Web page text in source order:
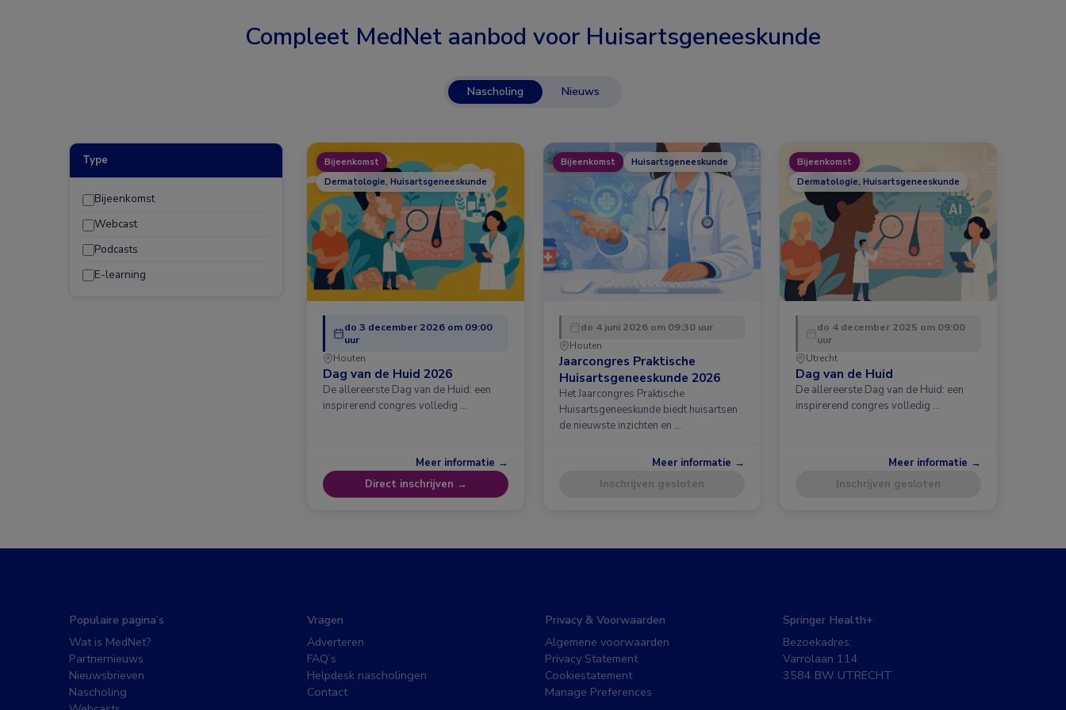
Compleet MedNet aanbod voor Huisartsgeneeskunde
Nascholing Nieuws
Type
Bijeenkomst
Webcast
Podcasts
E-learning
Bijeenkomst
Dermatologie, Huisartsgeneeskunde
do 3 december 2026 om 09:00
uur
Houten
Dag van de Huid 2026
De allereerste Dag van de Huid: een
inspirerend congres volledig …
Meer informatie →
Direct inschrijven →
Bijeenkomst Huisartsgeneeskunde
do 4 juni 2026 om 09:30 uur
Houten
Jaarcongres Praktische
Huisartsgeneeskunde 2026
Het Jaarcongres Praktische
Huisartsgeneeskunde biedt huisartsen
de nieuwste inzichten en …
Meer informatie →
Inschrijven gesloten
Bijeenkomst
Dermatologie, Huisartsgeneeskunde
do 4 december 2025 om 09:00
uur
Utrecht
Dag van de Huid
De allereerste Dag van de Huid: een
inspirerend congres volledig …
Meer informatie →
Inschrijven gesloten
Populaire pagina’s
Wat is MedNet?
Partnernieuws
Nieuwsbrieven
Nascholing
Vragen
Adverteren
FAQ’s
Helpdesk nascholingen
Contact
Privacy & Voorwaarden
Algemene voorwaarden
Privacy Statement
Cookiestatement
Manage Preferences
Springer Health+
Bezoekadres:
Varrolaan 114
3584 BW UTRECHT